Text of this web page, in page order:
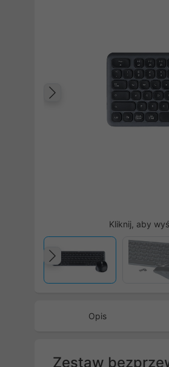
Poprzedni
Kliknij, aby
Poprzedni
Opis
Zestaw